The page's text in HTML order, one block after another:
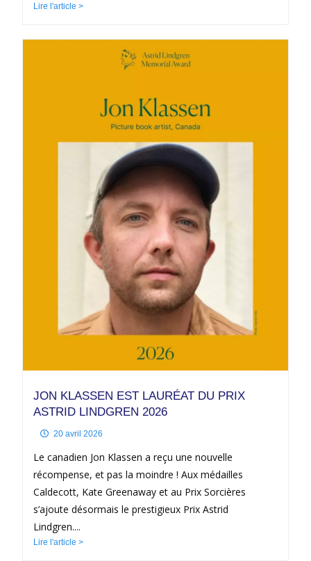
Lire l'article >
JON KLASSEN EST LAURÉAT DU PRIX
ASTRID LINDGREN 2026
20 avril 2026
Le canadien Jon Klassen a reçu une nouvelle
récompense, et pas la moindre ! Aux médailles
Caldecott, Kate Greenaway et au Prix Sorcières
s’ajoute désormais le prestigieux Prix Astrid
Lindgren....
Lire l'article >